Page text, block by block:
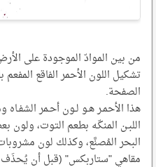
من بين الموادّ الموجودة على
تشكيل اللون الأحمر الفاقع
الصفحة.
هذا الأحمـر هـو لـون أحـمر
اللبـن المنكّـه بطعم التوت،
البحر المُصنَّع، وكذلك لون
مقاهي "ستاربكس" (قبل أن يُحذَف